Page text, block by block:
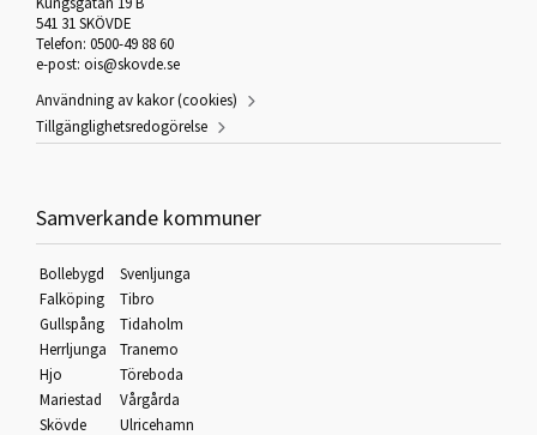
541 31 SKÖVDE
Telefon: 0500-49 88 60
e-post: ois@skovde.se
Användning av kakor (cookies)
Tillgänglighetsredogörelse
Samverkande kommuner
Bollebygd
Svenljunga
Falköping
Tibro
Gullspång
Tidaholm
Herrljunga
Tranemo
Hjo
Töreboda
Mariestad
Vårgårda
Skövde
Ulricehamn